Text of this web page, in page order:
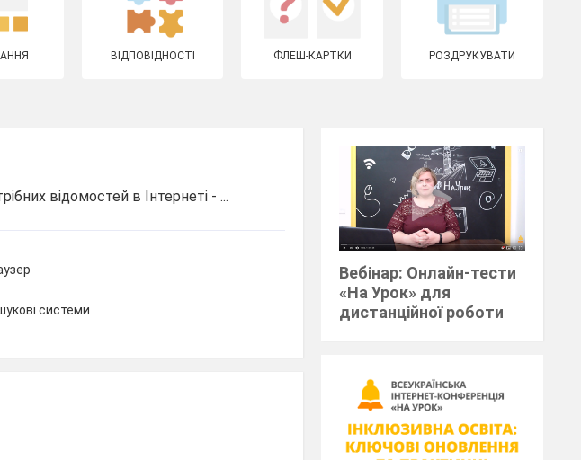
ВІДПОВІДНОСТІ ФЛЕШ-КАРТКИ РОЗДРУКУВАТИ
відомостей в Інтернеті - ...
системи
Вебінар: Онлайн-тести
«На Урок» для
дистанційної роботи